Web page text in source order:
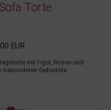
Torte
EUR
mit Figur, Rosen und
besonderen Geburtsta.